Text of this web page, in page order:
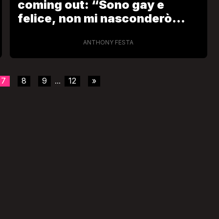
coming out: “Sono gay e
felice, non mi nasconderò
bullizzavano””ANTHONY FESTA
7 8 9 ... 12 »